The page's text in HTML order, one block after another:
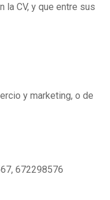
la CV, y que entre sus
y marketing, o de
672298576